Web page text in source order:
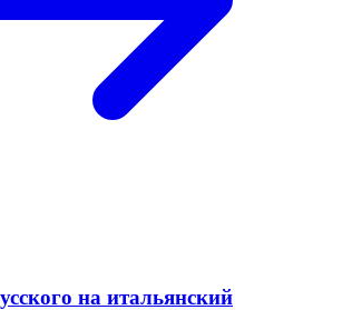
на итальянский